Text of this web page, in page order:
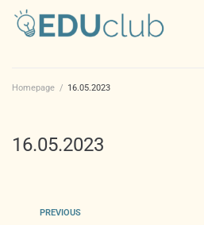
Homepage / 16.05.2023
16.05.2023
PREVIOUS